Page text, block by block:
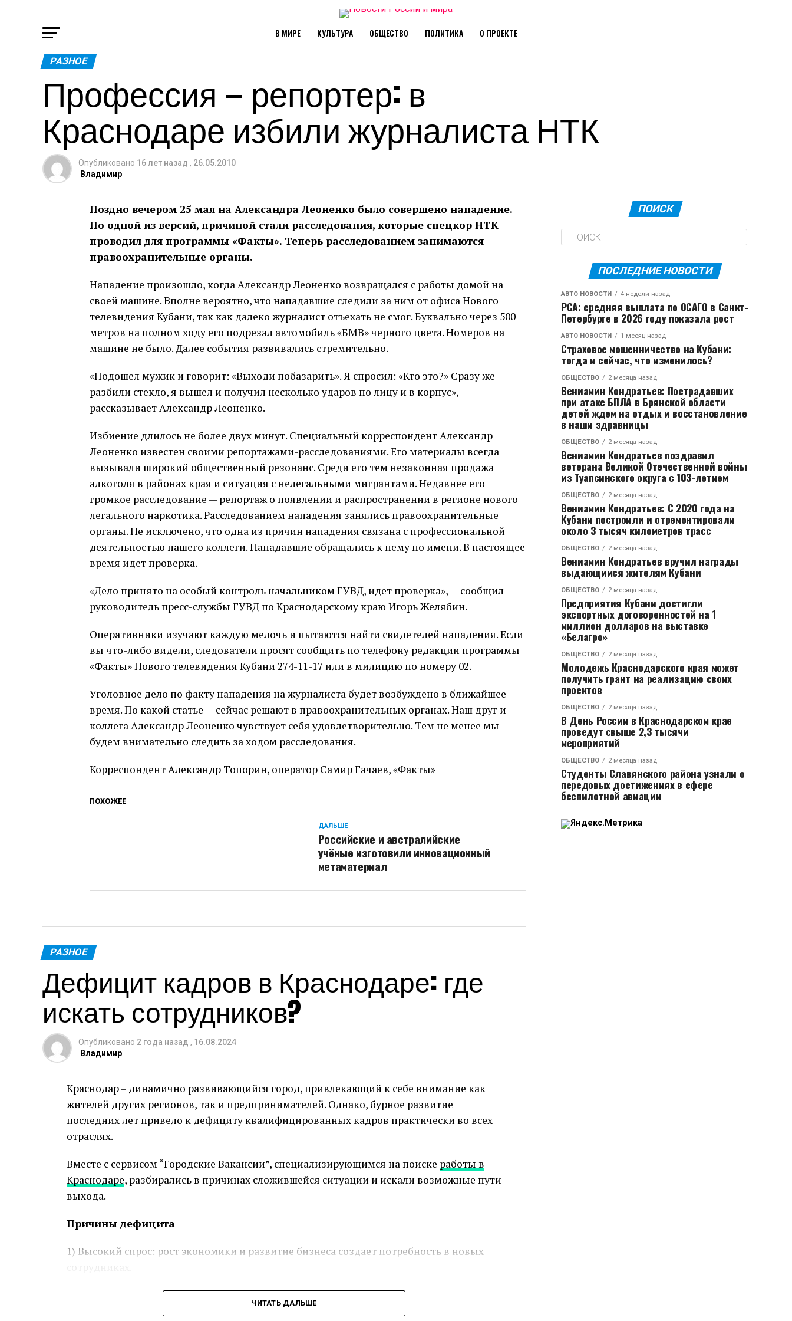
В МИРЕ КУЛЬТУРА ОБЩЕСТВО ПОЛИТИКА О ПРОЕКТЕ
РАЗНОЕ
Профессия — репортер: в
Краснодаре избили журналиста НТК
Опубликовано 16 лет назад , 26.05.2010
Владимир
Поздно вечером 25 мая на Александра Леоненко было совершено нападение.
По одной из версий, причиной стали расследования, которые спецкор НТК
проводил для программы «Факты». Теперь расследованием занимаются
правоохранительные органы.
Нападение произошло, когда Александр Леоненко возвращался с работы домой на
своей машине. Вполне вероятно, что нападавшие следили за ним от офиса Нового
телевидения Кубани, так как далеко журналист отъехать не смог. Буквально через 500
метров на полном ходу его подрезал автомобиль «БМВ» черного цвета. Номеров на
машине не было. Далее события развивались стремительно.
«Подошел мужик и говорит: «Выходи побазарить». Я спросил: «Кто это?» Сразу же
разбили стекло, я вышел и получил несколько ударов по лицу и в корпус», —
рассказывает Александр Леоненко.
Избиение длилось не более двух минут. Специальный корреспондент Александр
Леоненко известен своими репортажами-расследованиями. Его материалы всегда
вызывали широкий общественный резонанс. Среди его тем незаконная продажа
алкоголя в районах края и ситуация с нелегальными мигрантами. Недавнее его
громкое расследование — репортаж о появлении и распространении в регионе нового
легального наркотика. Расследованием нападения занялись правоохранительные
органы. Не исключено, что одна из причин нападения связана с профессиональной
деятельностью нашего коллеги. Нападавшие обращались к нему по имени. В настоящее
время идет проверка.
«Дело принято на особый контроль начальником ГУВД, идет проверка», — сообщил
руководитель пресс-службы ГУВД по Краснодарскому краю Игорь Желябин.
Оперативники изучают каждую мелочь и пытаются найти свидетелей нападения. Если
вы что-либо видели, следователи просят сообщить по телефону редакции программы
«Факты» Нового телевидения Кубани 274-11-17 или в милицию по номеру 02.
Уголовное дело по факту нападения на журналиста будет возбуждено в ближайшее
время. По какой статье — сейчас решают в правоохранительных органах. Наш друг и
коллега Александр Леоненко чувствует себя удовлетворительно. Тем не менее мы
будем внимательно следить за ходом расследования.
Корреспондент Александр Топорин, оператор Самир Гачаев, «Факты»
ПОХОЖЕЕ
ДАЛЬШЕ
Российские и австралийские
учёные изготовили инновационный
метаматериал
РАЗНОЕ
Дефицит кадров в Краснодаре: где
искать сотрудников?
Опубликовано 2 года назад , 16.08.2024
Владимир
Краснодар – динамично развивающийся город, привлекающий к себе внимание как
жителей других регионов, так и предпринимателей. Однако, бурное развитие
последних лет привело к дефициту квалифицированных кадров практически во всех
отраслях.
Вместе с сервисом “Городские Вакансии”, специализирующимся на поиске работы в
Краснодаре, разбирались в причинах сложившейся ситуации и искали возможные пути
выхода.
Причины дефицита
1) Высокий спрос: рост экономики и развитие бизнеса создает потребность в новых
2) Снижение уровня рождаемости в 1990-е годы и как следствие дефицит молодых
ЧИТАТЬ ДАЛЬШЕ
ПОИСК
ПОСЛЕДНИЕ НОВОСТИ
АВТО НОВОСТИ 4 недели назад
РСА: средняя выплата по ОСАГО в Санкт-
Петербурге в 2026 году показала рост
АВТО НОВОСТИ 1 месяц назад
Страховое мошенничество на Кубани:
тогда и сейчас, что изменилось?
ОБЩЕСТВО 2 месяца назад
Вениамин Кондратьев: Пострадавших
при атаке БПЛА в Брянской области
детей ждем на отдых и восстановление
в наши здравницы
ОБЩЕСТВО 2 месяца назад
Вениамин Кондратьев поздравил
ветерана Великой Отечественной войны
из Туапсинского округа с 103-летием
ОБЩЕСТВО 2 месяца назад
Вениамин Кондратьев: С 2020 года на
Кубани построили и отремонтировали
около 3 тысяч километров трасс
ОБЩЕСТВО 2 месяца назад
Вениамин Кондратьев вручил награды
выдающимся жителям Кубани
ОБЩЕСТВО 2 месяца назад
Предприятия Кубани достигли
экспортных договоренностей на 1
миллион долларов на выставке
«Белагро»
ОБЩЕСТВО 2 месяца назад
Молодежь Краснодарского края может
получить грант на реализацию своих
проектов
ОБЩЕСТВО 2 месяца назад
В День России в Краснодарском крае
проведут свыше 2,3 тысячи
мероприятий
ОБЩЕСТВО 2 месяца назад
Студенты Славянского района узнали о
передовых достижениях в сфере
беспилотной авиации